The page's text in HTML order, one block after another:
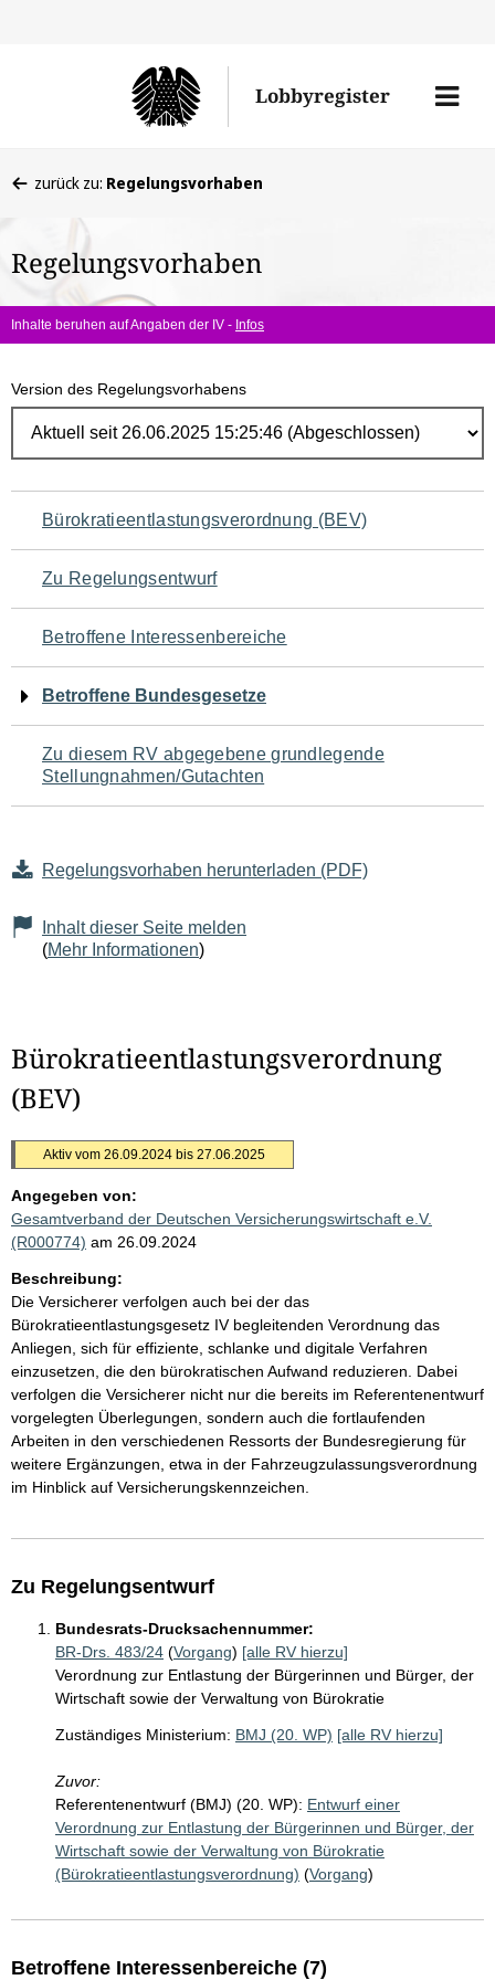
Lobbyregister
Menü
befinden
hier:
zurück zu: Regelungsvorhaben
Regelungsvorhaben
Inhalte beruhen auf Angaben der IV - Infos
Version des Regelungsvorhabens
Navigation
für
den
Seiteninhalt
Bürokratieentlastungsverordnung (BEV)
Zu Regelungsentwurf
Betroffene Interessenbereiche
Betroffene Bundesgesetze
Zu diesem RV abgegebene grundlegende
Stellungnahmen/Gutachten
Regelungsvorhaben herunterladen (PDF)
Inhalt dieser Seite melden
(Mehr Informationen)
Bürokratieentlastungsverordnung
(BEV)
Aktiv vom 26.09.2024 bis 27.06.2025
Angegeben von:
Gesamtverband der Deutschen Versicherungswirtschaft e.V.
(R000774) am 26.09.2024
Beschreibung:
Die Versicherer verfolgen auch bei der das
Bürokratieentlastungsgesetz IV begleitenden Verordnung das
Anliegen, sich für effiziente, schlanke und digitale Verfahren
einzusetzen, die den bürokratischen Aufwand reduzieren. Dabei
verfolgen die Versicherer nicht nur die bereits im Referentenentwurf
vorgelegten Überlegungen, sondern auch die fortlaufenden
Arbeiten in den verschiedenen Ressorts der Bundesregierung für
weitere Ergänzungen, etwa in der Fahrzeugzulassungsverordnung
im Hinblick auf Versicherungskennzeichen.
Zu Regelungsentwurf
Bundesrats-Drucksachennummer:
BR-Drs. 483/24 (Vorgang) [alle RV hierzu]
Verordnung zur Entlastung der Bürgerinnen und Bürger, der
Wirtschaft sowie der Verwaltung von Bürokratie
Zuständiges Ministerium: BMJ (20. WP) [alle RV hierzu]
Zuvor:
Referentenentwurf (BMJ) (20. WP): Entwurf einer
Verordnung zur Entlastung der Bürgerinnen und Bürger, der
Wirtschaft sowie der Verwaltung von Bürokratie
(Bürokratieentlastungsverordnung) (Vorgang)
Betroffene Interessenbereiche (7)